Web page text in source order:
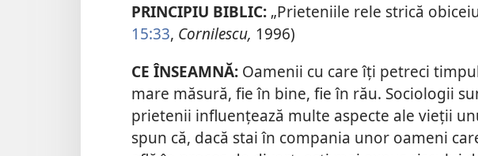
PRINCIPIU BIBLIC: „Prieteniile rele strică
15:33, Cornilescu, 1996)
CE ÎNSEAMNĂ: Oamenii cu care îți petreci
mare măsură, fie în bine, fie în rău. Sociologii
prietenii influențează multe aspecte ale vieții
spun că, dacă stai în compania unor oameni